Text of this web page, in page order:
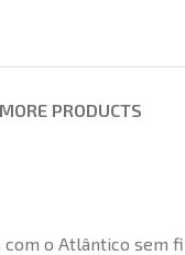
MORE PRODUCTS
com o Atlântico